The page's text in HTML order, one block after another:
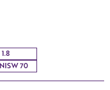
70